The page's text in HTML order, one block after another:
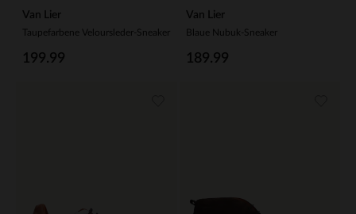
Van Lier
Taupefarbene Veloursleder-Sneaker
199.99
Van Lier
Blaue Nubuk-Sneaker
189.99